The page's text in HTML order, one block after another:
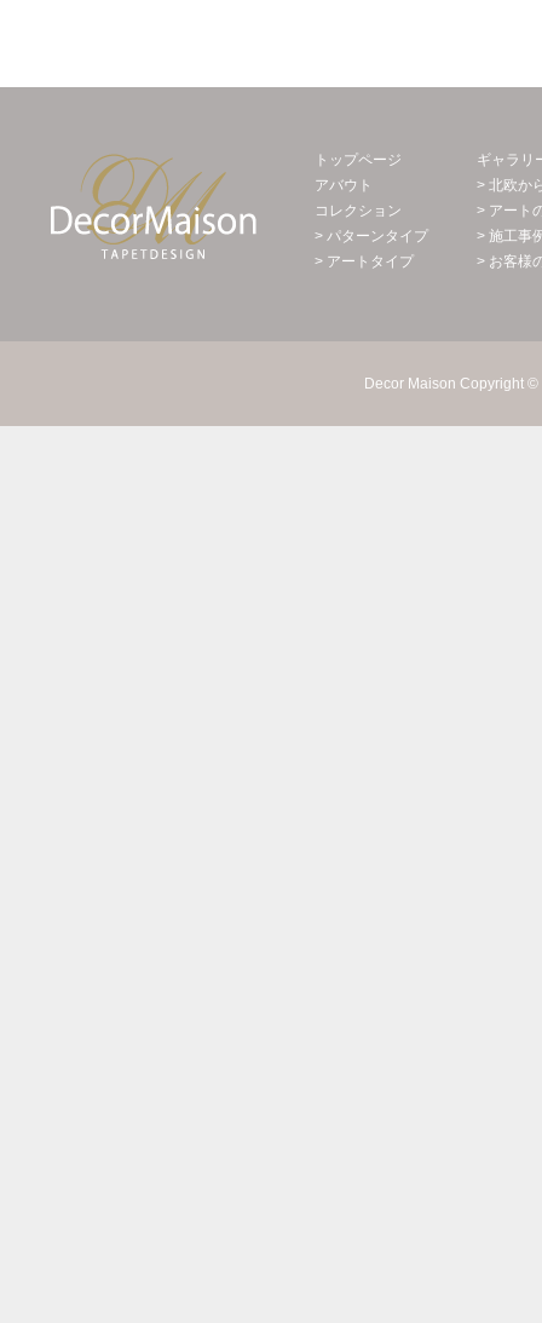
Decor Maison 輸入壁紙・北欧スウェー
トップページ
アバウト
コレクション
> パターンタイプ
> アートタイプ
ギャラリ
> 北欧か
> アート
> 施工事
> お客様
Decor Maison Copyright